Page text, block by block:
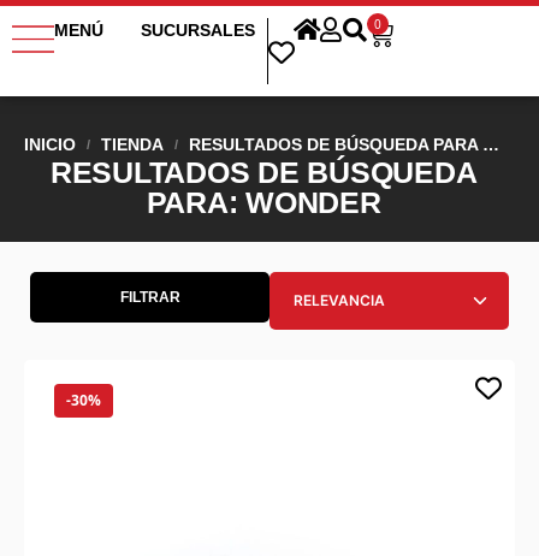
MENÚ SUCURSALES 0
INICIO / TIENDA / RESULTADOS DE BÚSQUEDA PARA “WONDER”
RESULTADOS DE BÚSQUEDA
PARA: WONDER
FILTRAR
-30%